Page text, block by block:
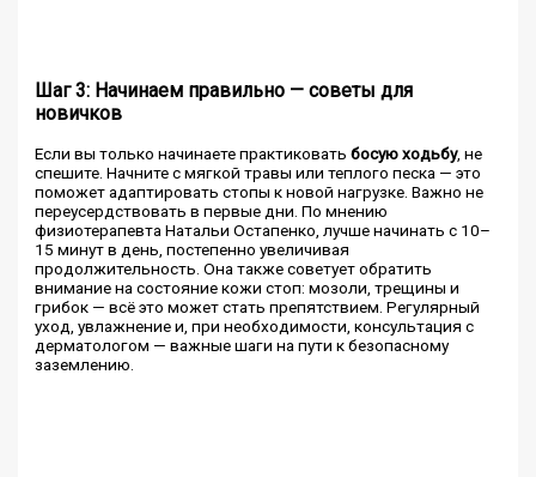
Шаг 3: Начинаем правильно — советы для
новичков
Если вы только начинаете практиковатьбосую ходьбу, не
спешите. Начните с мягкой травы или теплого песка — это
поможет адаптировать стопы к новой нагрузке. Важно не
переусердствовать в первые дни. По мнению
физиотерапевта Натальи Остапенко, лучше начинать с 10–
15 минут в день, постепенно увеличивая
продолжительность. Она также советует обратить
внимание на состояние кожи стоп: мозоли, трещины и
грибок — всё это может стать препятствием. Регулярный
уход, увлажнение и, при необходимости, консультация с
дерматологом — важные шаги на пути к безопасному
заземлению.